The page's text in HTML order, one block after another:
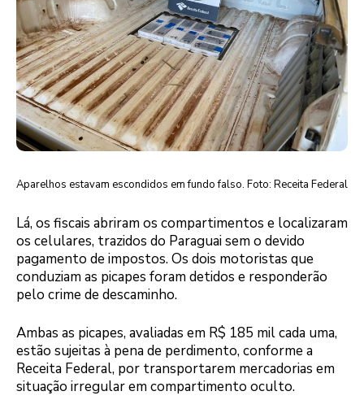
Aparelhos estavam escondidos em fundo falso. Foto: Receita Federal
Lá, os fiscais abriram os compartimentos e localizaram
os celulares, trazidos do Paraguai sem o devido
pagamento de impostos. Os dois motoristas que
conduziam as picapes foram detidos e responderão
pelo crime de descaminho.
Ambas as picapes, avaliadas em R$ 185 mil cada uma,
estão sujeitas à pena de perdimento, conforme a
Receita Federal, por transportarem mercadorias em
situação irregular em compartimento oculto.